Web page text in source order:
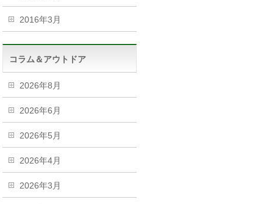
2016年3月
コラム＆アウトドア
2026年8月
2026年6月
2026年5月
2026年4月
2026年3月